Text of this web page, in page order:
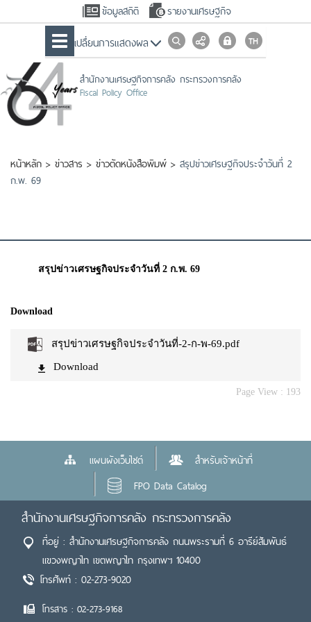
ข้อมูลสถิติ รายงานเศรษฐกิจ
เปลื่ยนการแสดงผล
สำนักงานเศรษฐกิจการคลัง กระทรวงการคลัง
Fiscal Policy Office
หน้าหลัก > ข่าวสาร > ข่าวตัดหนังสือพิมพ์ > สรุปข่าวเศรษฐกิจประจำวันที่ 2
ก.พ. 69
สรุปข่าวเศรษฐกิจประจำวันที่ 2 ก.พ. 69
Download
สรุปข่าวเศรษฐกิจประจำวันที่-2-ก-พ-69.pdf
Download
Page View : 193
แผนผังเว็บไซต์
สำหรับเจ้าหน้าที่
FPO Data Catalog
สำนักงานเศรษฐกิจการคลัง กระทรวงการคลัง
ที่อยู่ : สำนักงานเศรษฐกิจการคลัง ถนนพระรามที่ 6 อารีย์สัมพันธ์
แขวงพญาไท เขตพญาไท กรุงเทพฯ 10400
โทรศัพท์ : 02-273-9020
โทรสาร : 02-273-9168